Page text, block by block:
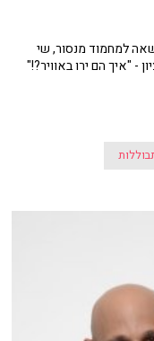
למחמוד מנסור, שי
- "איך הם ירו באוויר?!"